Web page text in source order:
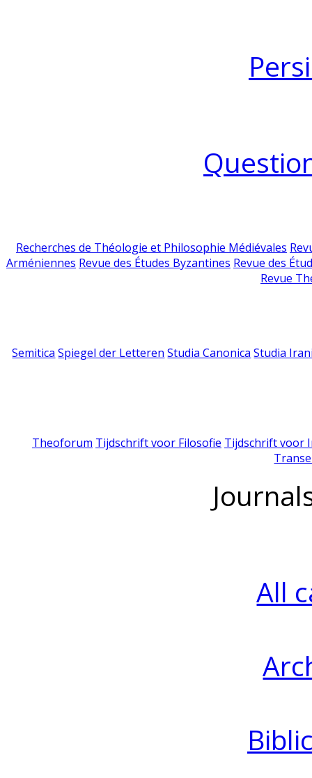
Recherches de Théologie et Philosophie Médiévales
Arméniennes Revue des Études Byzantines Revue des
Revue
Semitica Spiegel der Letteren Studia Canonica Studia
Theoforum Tijdschrift voor Filosofie Tijdschrift voor
All